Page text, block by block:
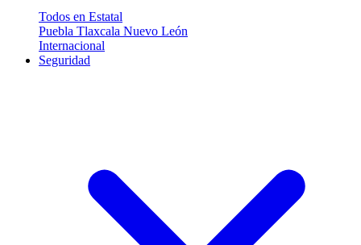
Todos en Estatal
Puebla Tlaxcala Nuevo León
Internacional
Seguridad